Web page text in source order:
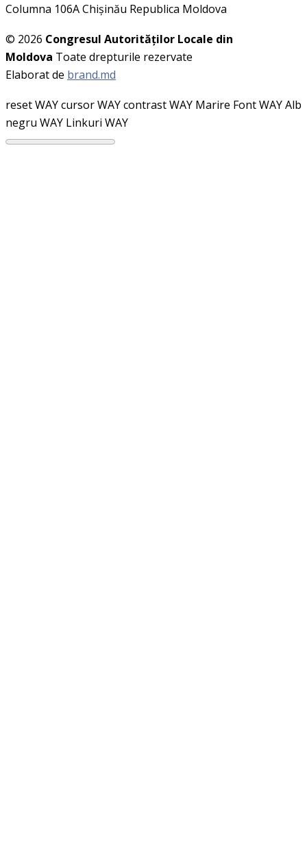
Columna 106A Chişinău Republica Moldova
© 2026 Congresul Autorităţilor Locale din
Moldova Toate drepturile rezervate
Elaborat de brand.md
reset WAYcursor WAYcontrast WAY Marire Font WAYAlb
negru WAY Linkuri WAY